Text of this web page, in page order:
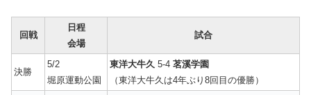
回戦
日程
会場
試合
決勝
5/2
堀原運動公園
東洋大牛久 5-4 茗溪学園
（東洋大牛久は4年ぶり8回目の優勝）